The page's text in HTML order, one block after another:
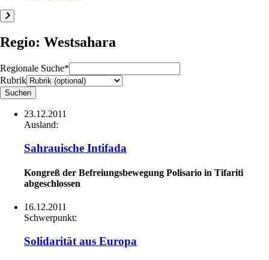
Regio: Westsahara
Regionale Suche*
Rubrik
23.12.2011
Ausland:
Sahrauische Intifada
Kongreß der Befreiungsbewegung Polisario in Tifariti
abgeschlossen
16.12.2011
Schwerpunkt:
Solidarität aus Europa